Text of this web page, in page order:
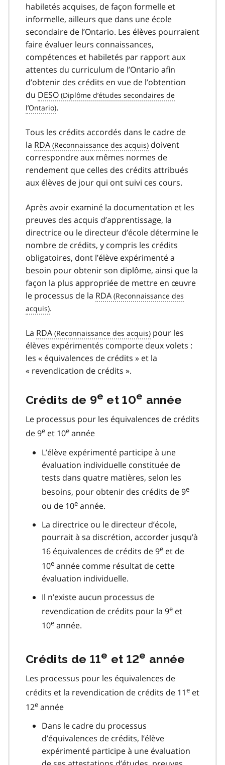
habiletés acquises, de façon formelle et
informelle, ailleurs que dans une école
secondaire de l’Ontario. Les élèves pourraient
faire évaluer leurs connaissances,
compétences et habiletés par rapport aux
attentes du curriculum de l’Ontario afin
d’obtenir des crédits en vue de l’obtention
du DESO
.
Tous les crédits accordés dans le cadre de
la RDA
doivent
correspondre aux mêmes normes de
rendement que celles des crédits attribués
aux élèves de jour qui ont suivi ces cours.
Après avoir examiné la documentation et les
preuves des acquis d’apprentissage, la
directrice ou le directeur d’école détermine le
nombre de crédits, y compris les crédits
obligatoires, dont l’élève expérimenté a
besoin pour obtenir son diplôme, ainsi que la
façon la plus appropriée de mettre en œuvre
le processus de la RDA
.
La RDA
pour les
élèves expérimentés comporte deux volets :
les « équivalences de crédits » et la
« revendication de crédits ».
Crédits de 9e et 10e année
Le processus pour les équivalences de crédits
de 9e et 10e année
L’élève expérimenté participe à une
évaluation individuelle constituée de
tests dans quatre matières, selon les
besoins, pour obtenir des crédits de 9e
ou de 10e année.
La directrice ou le directeur d’école,
pourrait à sa discrétion, accorder jusqu’à
16 équivalences de crédits de 9e et de
10e année comme résultat de cette
évaluation individuelle.
Il n’existe aucun processus de
revendication de crédits pour la 9e et
10e année.
Crédits de 11e et 12e année
Les processus pour les équivalences de
crédits et la revendication de crédits de 11e et
12e année
Dans le cadre du processus
d’équivalences de crédits, l’élève
expérimenté participe à une évaluation